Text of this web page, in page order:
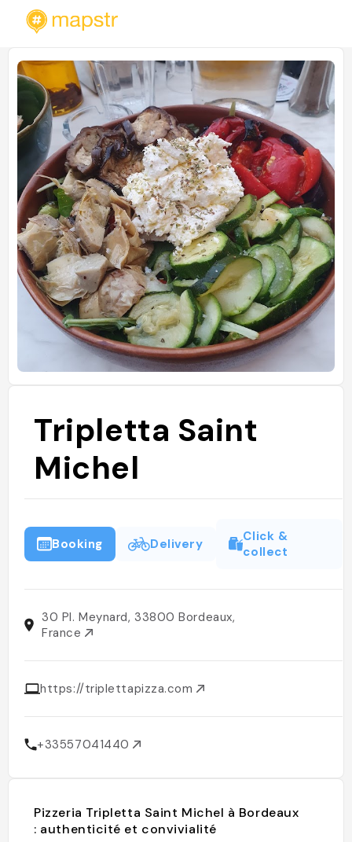
Tripletta Saint
Michel
Booking Delivery
Click &
collect
30 Pl. Meynard, 33800 Bordeaux,
France
https://triplettapizza.com
+33557041440
Pizzeria Tripletta Saint Michel à Bordeaux
: authenticité et convivialité